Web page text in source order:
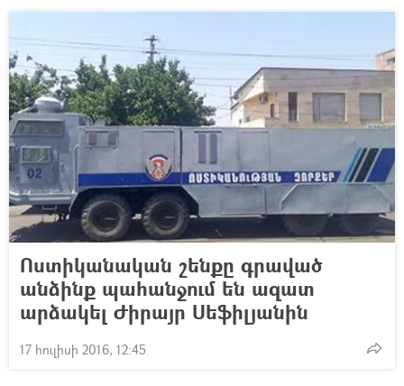
Ոստիկանական շենքը գրաված
անձինք պահանջում են ազատ
արձակել Ժիրայր Սեֆիլյանին
17 հուլիսի 2016, 12:45